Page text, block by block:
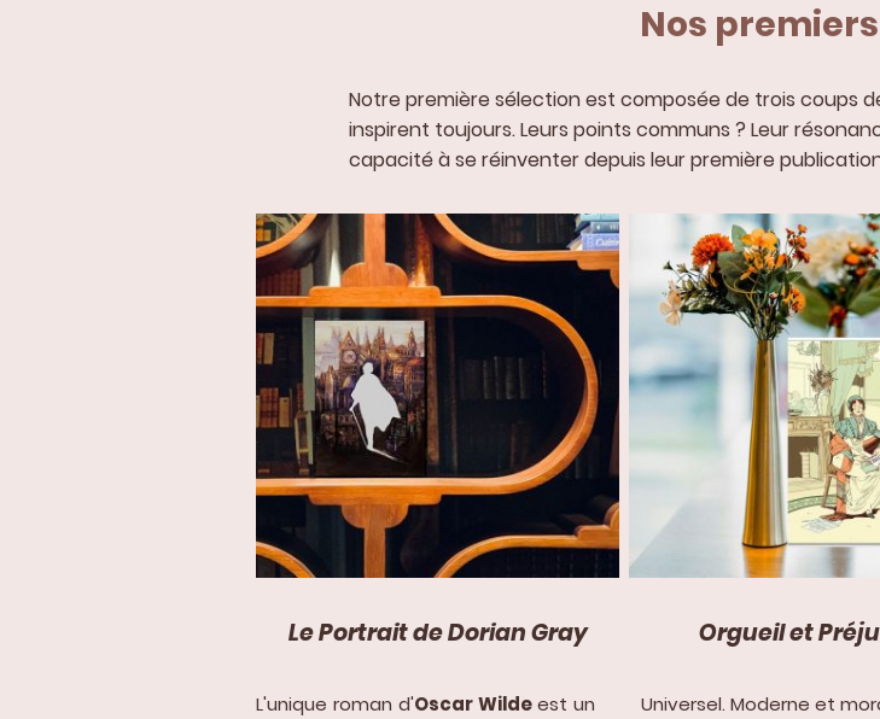
Nos
Notre première sélection est composée de trois coups
inspirent toujours. Leurs points communs ? Leur
capacité à se réinventer depuis leur première
Le Portrait de Dorian Gray
L'unique roman d'Oscar Wildeest un
Orgueil et
Universel. Moderne et